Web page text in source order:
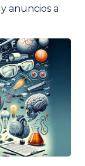
anuncios a